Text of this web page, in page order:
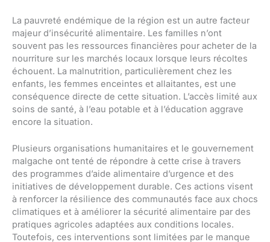
La pauvreté endémique de la région est un autre facteur
majeur d’insécurité alimentaire. Les familles n’ont
souvent pas les ressources financières pour acheter de la
nourriture sur les marchés locaux lorsque leurs récoltes
échouent. La malnutrition, particulièrement chez les
enfants, les femmes enceintes et allaitantes, est une
conséquence directe de cette situation. L’accès limité aux
soins de santé, à l’eau potable et à l’éducation aggrave
encore la situation.
Plusieurs organisations humanitaires et le gouvernement
malgache ont tenté de répondre à cette crise à travers
des programmes d’aide alimentaire d’urgence et des
initiatives de développement durable. Ces actions visent
à renforcer la résilience des communautés face aux chocs
climatiques et à améliorer la sécurité alimentaire par des
pratiques agricoles adaptées aux conditions locales.
Toutefois, ces interventions sont limitées par le manque